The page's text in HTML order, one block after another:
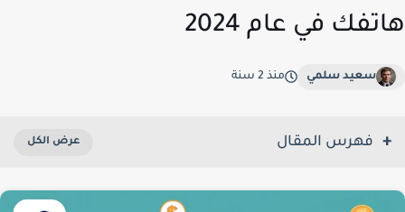
هاتفك في عام 2024
سعيد سلمي منذ 2 سنة
فهرس المقال